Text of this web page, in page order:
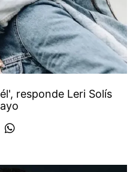
responde Leri Solís